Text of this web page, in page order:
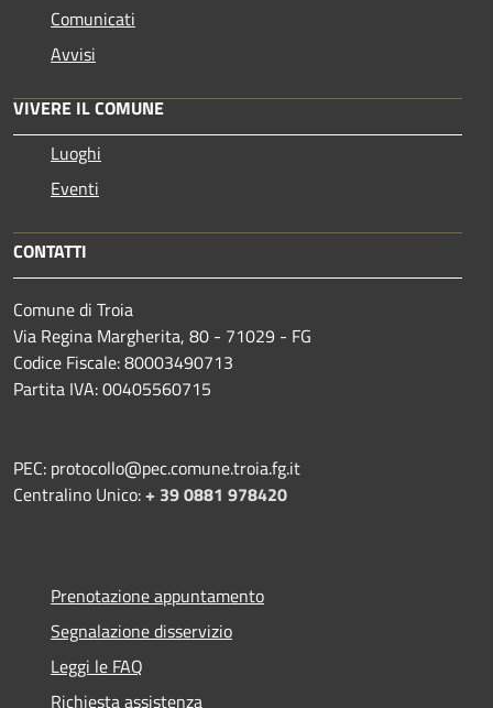
Comunicati
Avvisi
VIVERE IL COMUNE
Luoghi
Eventi
CONTATTI
Comune di Troia
Via Regina Margherita, 80 - 71029 - FG
Codice Fiscale: 80003490713
Partita IVA: 00405560715
PEC: protocollo@pec.comune.troia.fg.it
Centralino Unico:+ 39 0881 978420
Prenotazione appuntamento
Segnalazione disservizio
Leggi le FAQ
Richiesta assistenza